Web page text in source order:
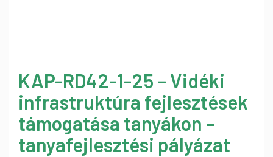
KAP-RD42-1-25 – Vidéki
infrastruktúra fejlesztések
támogatása tanyákon –
tanyafejlesztési pályázat